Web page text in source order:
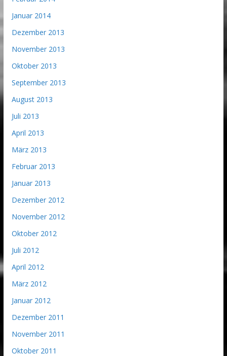
Januar 2014
Dezember 2013
November 2013
Oktober 2013
September 2013
August 2013
Juli 2013
April 2013
März 2013
Februar 2013
Januar 2013
Dezember 2012
November 2012
Oktober 2012
Juli 2012
April 2012
März 2012
Januar 2012
Dezember 2011
November 2011
Oktober 2011